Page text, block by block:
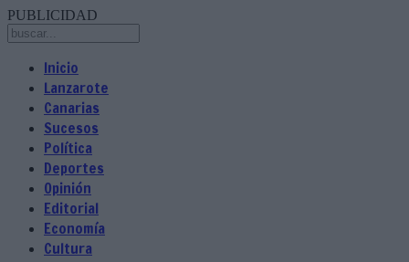
PUBLICIDAD
Inicio
Lanzarote
Canarias
Sucesos
Política
Deportes
Opinión
Editorial
Economía
Cultura